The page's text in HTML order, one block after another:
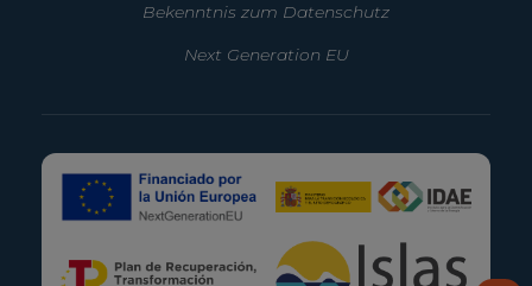
Bekenntnis zum Datenschutz
Next Generation EU